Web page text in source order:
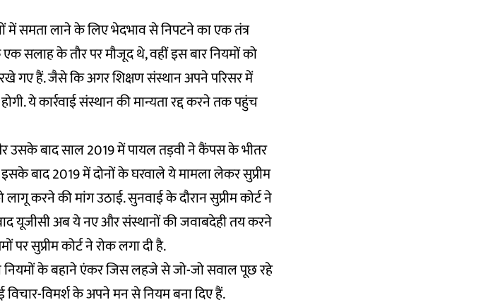
में समता लाने के लिए भेदभाव से निपटने का एक तंत्र
सलाह के तौर पर मौजूद थे, वहीं इस बार नियमों को
रखे गए हैं. जैसे कि अगर शिक्षण संस्थान अपने परिसर में
ये कार्रवाई संस्थान की मान्यता रद्द करने तक पहुंच
उसके बाद साल 2019 में पायल तड़वी ने कैंपस के भीतर
बाद 2019 में दोनों के घरवाले ये मामला लेकर सुप्रीम
करने की मांग उठाई. सुनवाई के दौरान सुप्रीम कोर्ट ने
यूजीसी अब ये नए और संस्थानों की जवाबदेही तय करने
सुप्रीम कोर्ट ने रोक लगा दी है.
नियमों के बहाने एंकर जिस लहजे से जो-जो सवाल पूछ रहे
विचार-विमर्श के अपने मन से नियम बना दिए हैं.